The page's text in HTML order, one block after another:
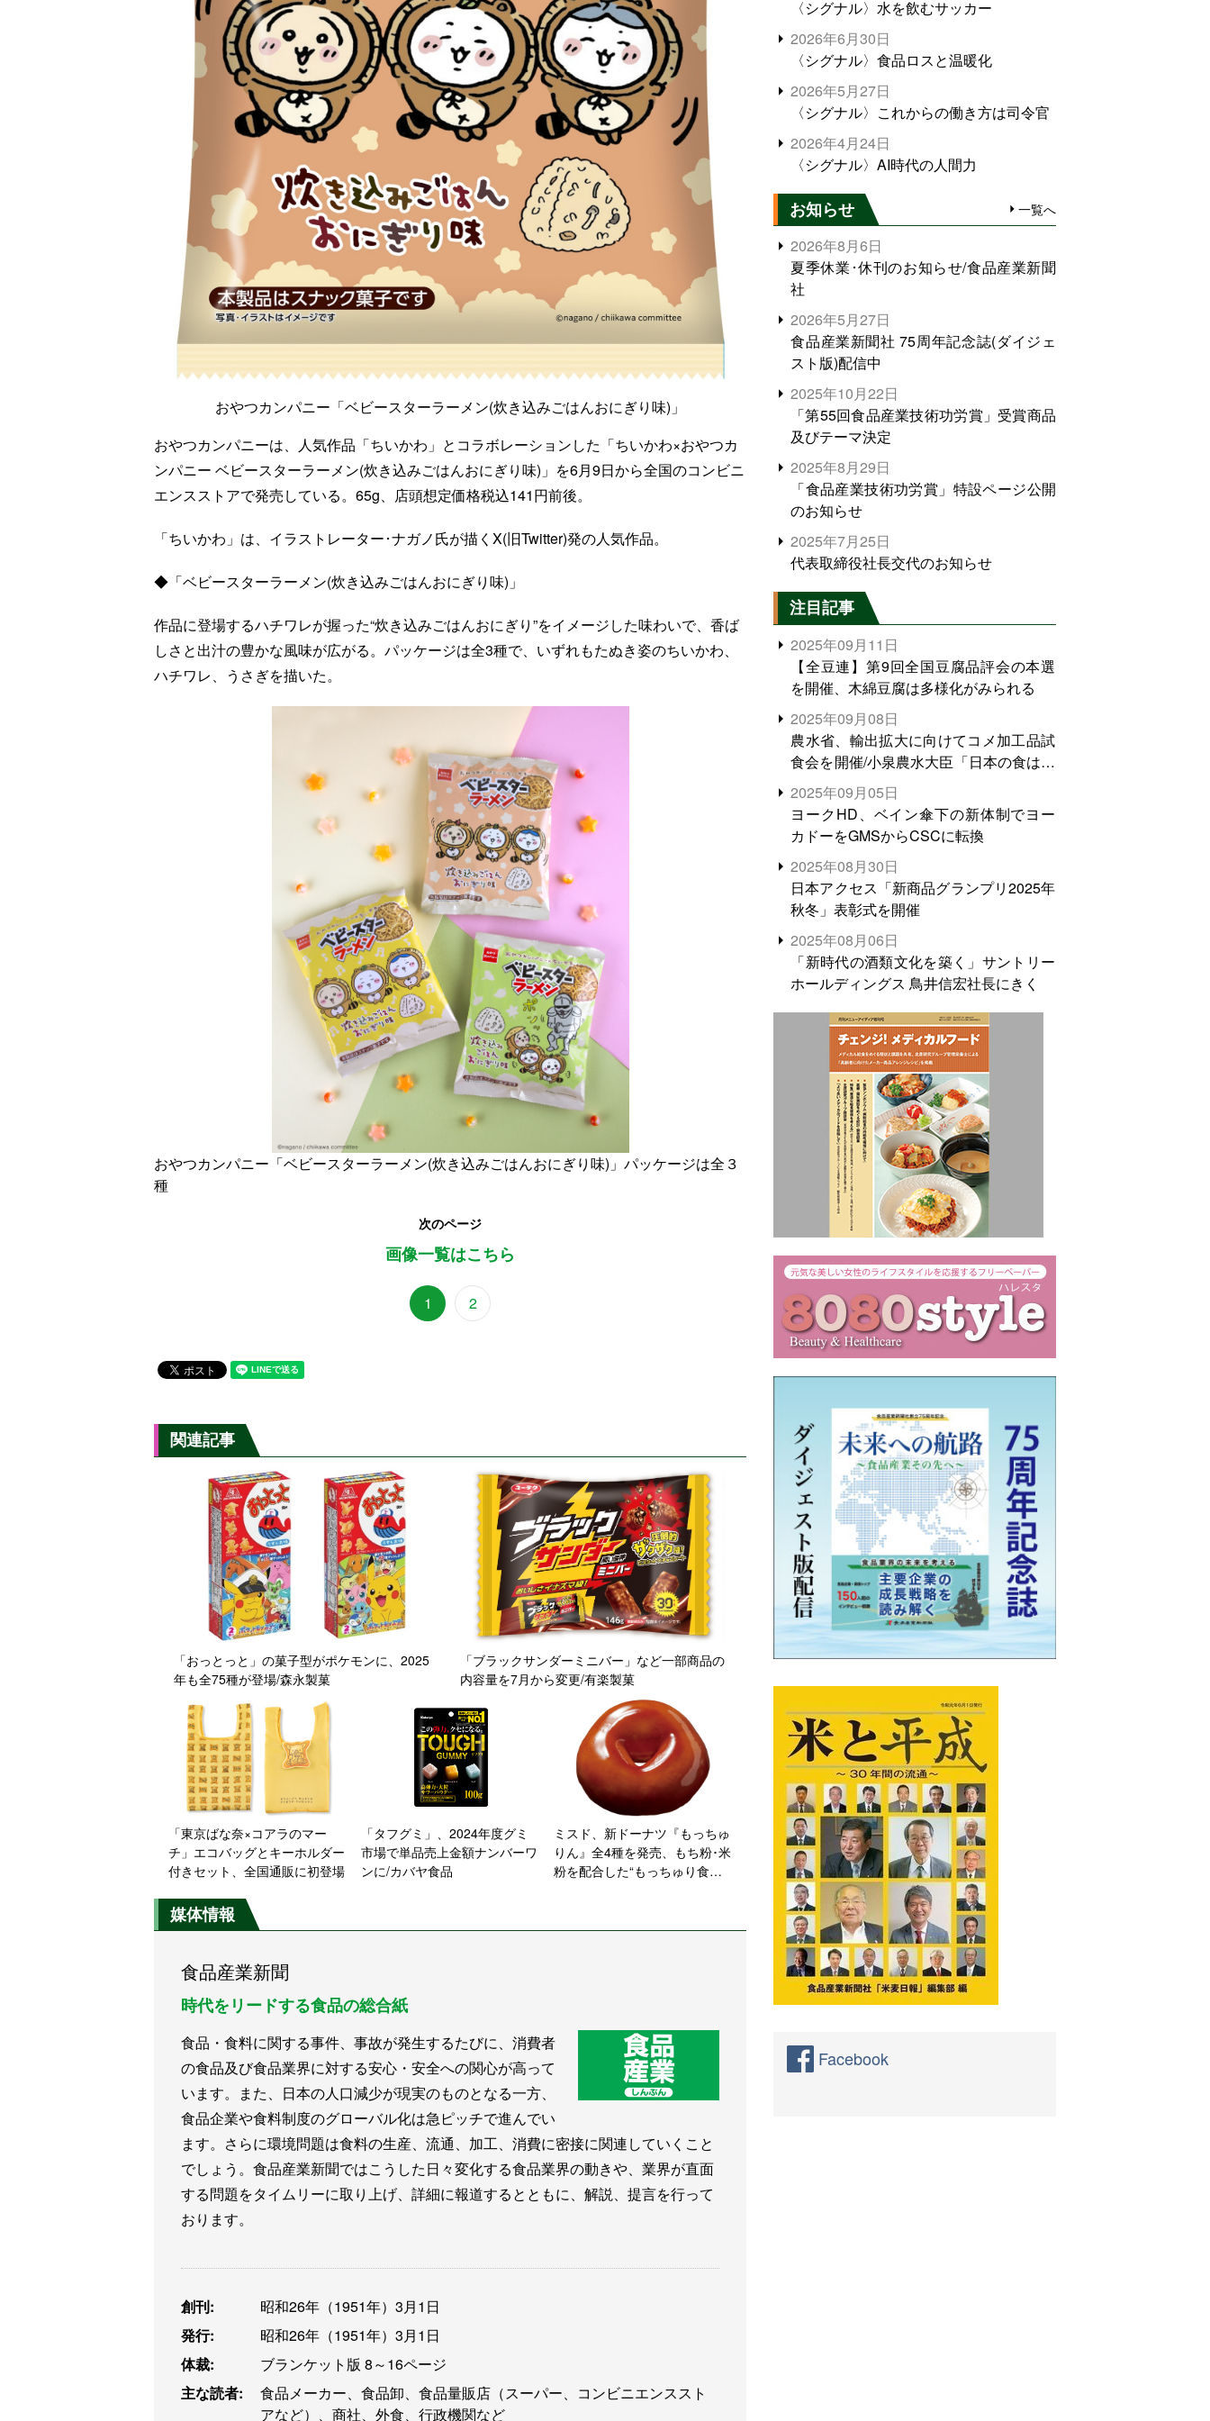
おやつカンパニー「ベビースターラーメン(炊き込みごはんおにぎり味)」
おやつカンパニーは、人気作品「ちいかわ」とコラボレーションした「ちいかわ×おやつカ
ンパニー ベビースターラーメン(炊き込みごはんおにぎり味)」を6月9日から全国のコンビニ
エンスストアで発売している。65g、店頭想定価格税込141円前後。
「ちいかわ」は、イラストレーター･ナガノ氏が描くX(旧Twitter)発の人気作品。
◆「ベビースターラーメン(炊き込みごはんおにぎり味)」
作品に登場するハチワレが握った“炊き込みごはんおにぎり”をイメージした味わいで、香ば
しさと出汁の豊かな風味が広がる。パッケージは全3種で、いずれもたぬき姿のちいかわ、
ハチワレ、うさぎを描いた。
おやつカンパニー「ベビースターラーメン(炊き込みごはんおにぎり味)」パッケージは全３
種
次のページ
画像一覧はこちら
1 2
関連記事
「おっとっと」の菓子型がポケモンに、2025
年も全75種が登場/森永製菓
「ブラックサンダーミニバー」など一部商品の
内容量を7月から変更/有楽製菓
「東京ばな奈×コアラのマー
チ」エコバッグとキーホルダー
付きセット、全国通販に初登場
「タフグミ」、2024年度グミ
市場で単品売上金額ナンバーワ
ンに/カバヤ食品
ミスド、新ドーナツ『もっちゅ
りん』全4種を発売、もち粉･米
粉を配合した“もっちゅり食
媒体情報
食品産業新聞
時代をリードする食品の総合紙
食品・食料に関する事件、事故が発生するたびに、消費者
の食品及び食品業界に対する安心・安全への関心が高って
います。また、日本の人口減少が現実のものとなる一方、
食品企業や食料制度のグローバル化は急ピッチで進んでい
ます。さらに環境問題は食料の生産、流通、加工、消費に密接に関連していくこと
でしょう。食品産業新聞ではこうした日々変化する食品業界の動きや、業界が直面
する問題をタイムリーに取り上げ、詳細に報道するとともに、解説、提言を行って
おります。
創刊:
昭和26年（1951年）3月1日
発行:
昭和26年（1951年）3月1日
体裁:
ブランケット版 8～16ページ
主な読者:
食品メーカー、食品卸、食品量販店（スーパー、コンビニエンススト
アなど）、商社、外食、行政機関など
〈シグナル〉水を飲むサッカー
2026年6月30日
〈シグナル〉食品ロスと温暖化
2026年5月27日
〈シグナル〉これからの働き方は司令官
2026年4月24日
〈シグナル〉AI時代の人間力
お知らせ 一覧へ
2026年8月6日
夏季休業･休刊のお知らせ/食品産業新聞
社
2026年5月27日
食品産業新聞社 75周年記念誌(ダイジェ
スト版)配信中
2025年10月22日
「第55回食品産業技術功労賞」受賞商品
及びテーマ決定
2025年8月29日
「食品産業技術功労賞」特設ページ公開
のお知らせ
2025年7月25日
代表取締役社長交代のお知らせ
注目記事
2025年09月11日
【全豆連】第9回全国豆腐品評会の本選
を開催、木綿豆腐は多様化がみられる
2025年09月08日
農水省、輸出拡大に向けてコメ加工品試
食会を開催/小泉農水大臣「日本の食は世
界でトップをとれる。米増産に向けて、
米輸出需要の拡大を」
2025年09月05日
ヨークHD、ベイン傘下の新体制でヨー
カドーをGMSからCSCに転換
2025年08月30日
日本アクセス「新商品グランプリ2025年
秋冬」表彰式を開催
2025年08月06日
「新時代の酒類文化を築く」サントリー
ホールディングス 鳥井信宏社長にきく
Facebook